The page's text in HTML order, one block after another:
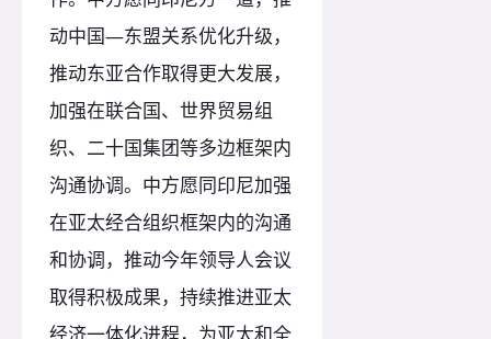
动中国—东盟关系优化升级，
推动东亚合作取得更大发展，
加强在联合国、世界贸易组
织、二十国集团等多边框架内
沟通协调。中方愿同印尼加强
在亚太经合组织框架内的沟通
和协调，推动今年领导人会议
取得积极成果，持续推进亚太
经济一体化进程，为亚太和全